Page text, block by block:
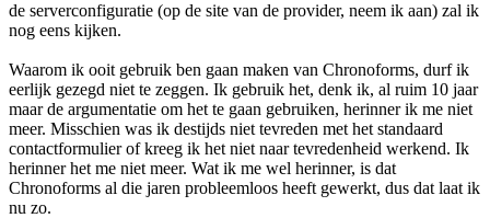
de serverconfiguratie (op de site van de provider, neem ik aan) zal ik
nog eens kijken.
Waarom ik ooit gebruik ben gaan maken van Chronoforms, durf ik
eerlijk gezegd niet te zeggen. Ik gebruik het, denk ik, al ruim 10 jaar
maar de argumentatie om het te gaan gebruiken, herinner ik me niet
meer. Misschien was ik destijds niet tevreden met het standaard
contactformulier of kreeg ik het niet naar tevredenheid werkend. Ik
herinner het me niet meer. Wat ik me wel herinner, is dat
Chronoforms al die jaren probleemloos heeft gewerkt, dus dat laat ik
nu zo.